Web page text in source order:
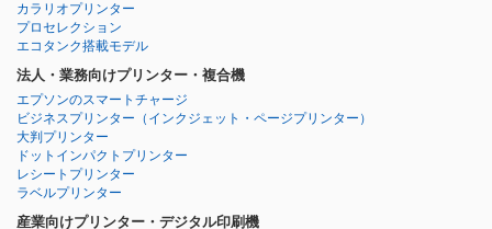
カラリオプリンター
プロセレクション
エコタンク搭載モデル
法人・業務向けプリンター・複合機
エプソンのスマートチャージ
ビジネスプリンター （インクジェット・ページプリンター）
大判プリンター
ドットインパクトプリンター
レシートプリンター
ラベルプリンター
産業向けプリンター・デジタル印刷機